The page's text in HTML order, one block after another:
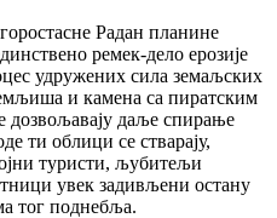
Радан планине
ремек-дело ерозије
удружених сила земаљских
и камена са пиратским
дозвољавају даље спирање
ти облици се стварају,
туристи, љубитељи
увек задивљени остану
тог поднебља.